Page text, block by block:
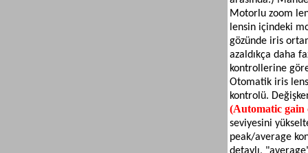
Motorlu zoom
lensin içindeki
gözünde iris
azaldıkça daha
kontrollerine
Otomatik iris
kontrolü.
(Automatic
seviyesini
peak/average